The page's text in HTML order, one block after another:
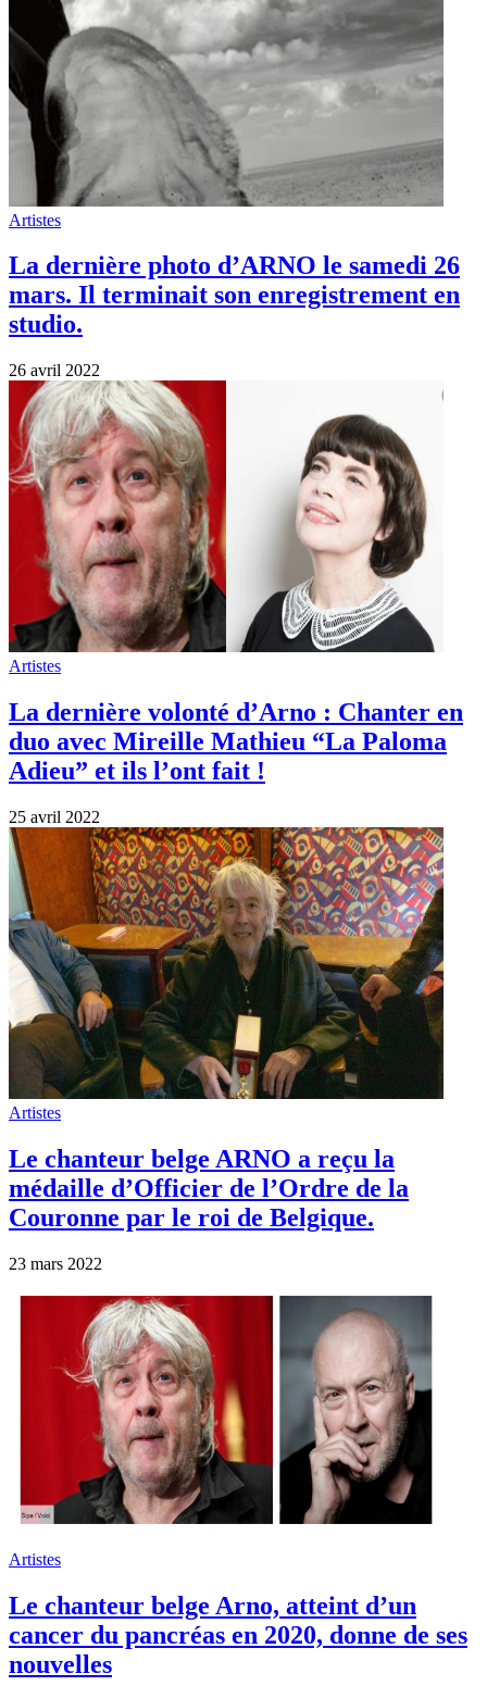
Artistes
La dernière photo d’ARNO le samedi 26
mars. Il terminait son enregistrement en
studio.
26 avril 2022
Artistes
La dernière volonté d’Arno : Chanter en
duo avec Mireille Mathieu “La Paloma
Adieu” et ils l’ont fait !
25 avril 2022
Artistes
Le chanteur belge ARNO a reçu la
médaille d’Officier de l’Ordre de la
Couronne par le roi de Belgique.
23 mars 2022
Artistes
Le chanteur belge Arno, atteint d’un
cancer du pancréas en 2020, donne de ses
nouvelles